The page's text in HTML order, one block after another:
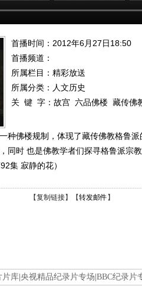
首播时间：2012年6月27日18:50
首播频道：
所属栏目： 精彩放送
所属分类：人文历史
关 键 字： 故宫 六品佛楼 藏传佛
种佛楼规制，体现了藏传佛教格鲁
同时 也是佛教学者们探寻格鲁派宗
集 寂静的花）
【复制链接】【转发邮件 】
片库 央视精品纪录片专场 BBC纪录片